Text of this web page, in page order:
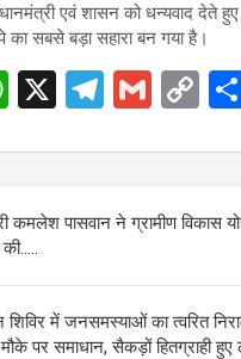
एवं शासन को धन्यवाद देते
सबसे बड़ा सहारा बन गया है।
W
at
A
p
p
X
T
e
gr
a
m
G
ail
C
py
n
k
कमलेश पासवान ने ग्रामीण विकास
की…..
शिविर में जनसमस्याओं का त्वरित
पर समाधान, सैकड़ों हितग्राही हुए